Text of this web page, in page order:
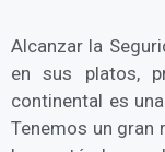
Alcanzar la
en sus platos,
continental es
Tenemos un gran